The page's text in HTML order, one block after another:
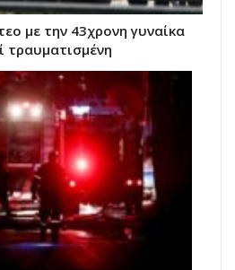
με την 43χρονη γυναίκα
τραυματισμένη